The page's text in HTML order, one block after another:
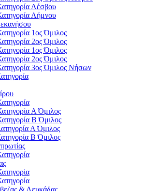
Λέσβου
Λήμνου
1ος Όμιλος
2ος Όμιλος
1ος Όμιλος
2ος Όμιλος
3ος Όμιλος Νήσων
Α Όμιλος
Β Όμιλος
Α Όμιλος
Β Όμιλος
& Λευκάδας